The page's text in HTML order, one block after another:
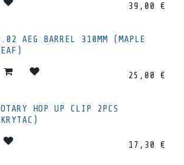
39,00 €
AEG BARREL 310MM (MAPLE
25,00 €
HOP UP CLIP 2PCS
17,30 €